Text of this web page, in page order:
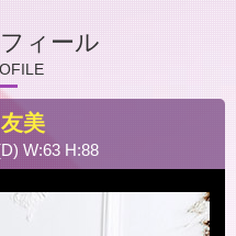
ィール
美
W:63 H:88